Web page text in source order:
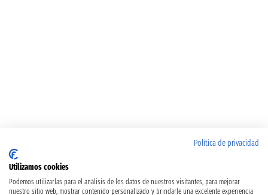
Política de privacidad
Utilizamos cookies
Podemos utilizarlas para el análisis de los datos de nuestros visitantes, para mejorar
nuestro sitio web, mostrar contenido personalizado y brindarle una excelente experiencia